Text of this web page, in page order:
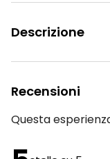
Descrizione
Recensioni
Questa